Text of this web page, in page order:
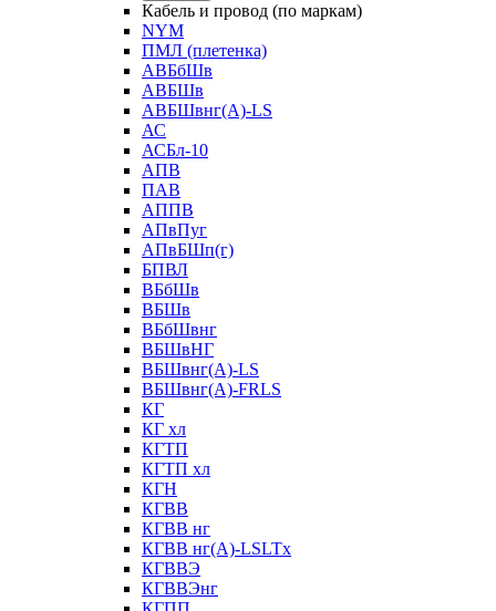
Кабель и провод (по маркам)
NYM
ПМЛ (плетенка)
АВБбШв
АВБШв
АВБШвнг(А)-LS
АС
АСБл-10
АПВ
ПАВ
АППВ
АПвПуг
АПвБШп(г)
БПВЛ
ВБбШв
ВБШв
ВБбШвнг
ВБШвНГ
ВБШвнг(А)-LS
ВБШвнг(А)-FRLS
КГ
КГ хл
КГТП
КГТП хл
КГН
КГВВ
КГВВ нг
КГВВ нг(А)-LSLTx
КГВВЭ
КГВВЭнг